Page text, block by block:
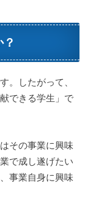
。したがって、
できる学生」で
その事業に興味
で成し遂げたい
事業自身に興味